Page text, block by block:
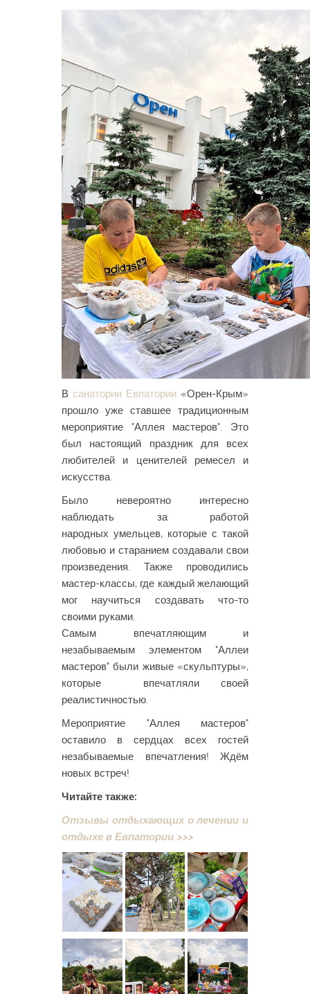
В санатории Евпатории «Орен-Крым»
прошло уже ставшее традиционным
мероприятие "Аллея мастеров". Это
был настоящий праздник для всех
любителей и ценителей ремесел и
искусства.
Было невероятно интересно
наблюдать за работой
народных умельцев, которые с такой
любовью и старанием создавали свои
произведения. Также проводились
мастер-классы, где каждый желающий
мог научиться создавать что-то
своими руками.
Самым впечатляющим и
незабываемым элементом "Аллеи
мастеров" были живые «скульптуры»,
которые впечатляли своей
реалистичностью.
Мероприятие "Аллея мастеров"
оставило в сердцах всех гостей
незабываемые впечатления! Ждём
новых встреч!
Читайте также:
Отзывы отдыхающих о лечении и
отдыхе в Евпатории >>>